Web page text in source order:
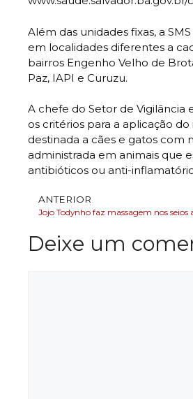
Além das unidades fixas, a
em localidades diferentes a
bairros Engenho Velho de
Paz, IAPI e Curuzu.
A chefe do Setor de Vigilância
os critérios para a aplicação
destinada a cães e gatos com
administrada em animais que
antibióticos ou anti-
ANTERIOR
Deixe um